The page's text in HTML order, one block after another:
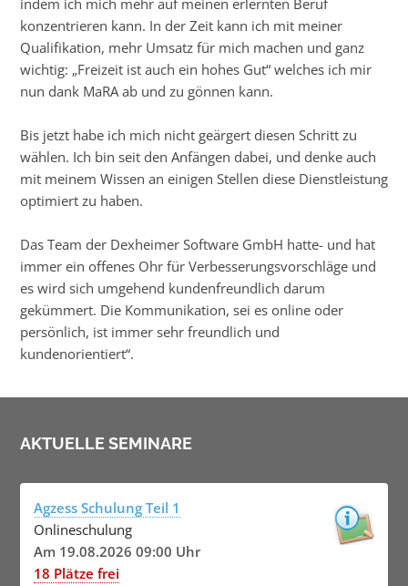
konzentrieren kann. In der Zeit kann ich mit meiner
Qualifikation, mehr Umsatz für mich machen und ganz
wichtig: „Freizeit ist auch ein hohes Gut“ welches ich mir
nun dank MaRA ab und zu gönnen kann.
Bis jetzt habe ich mich nicht geärgert diesen Schritt zu
wählen. Ich bin seit den Anfängen dabei, und denke auch
mit meinem Wissen an einigen Stellen diese Dienstleistung
optimiert zu haben.
Das Team der Dexheimer Software GmbH hatte- und hat
immer ein offenes Ohr für Verbesserungsvorschläge und
es wird sich umgehend kundenfreundlich darum
gekümmert. Die Kommunikation, sei es online oder
persönlich, ist immer sehr freundlich und
kundenorientiert“.
AKTUELLE SEMINARE
Agzess Schulung Teil 1
Onlineschulung
Am 19.08.2026 09:00 Uhr
18 Plätze frei